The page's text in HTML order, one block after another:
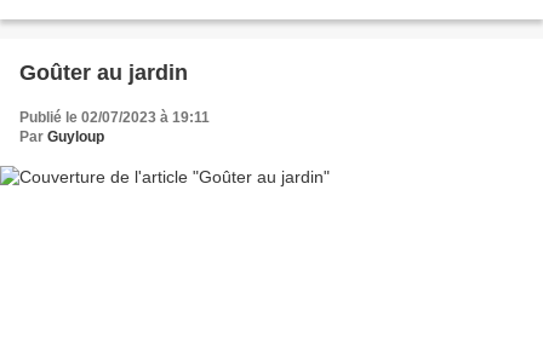
Goûter au jardin
Publié le 02/07/2023 à 19:11
Par Guyloup